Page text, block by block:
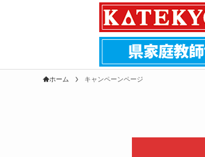
ホーム キャンペーンページ